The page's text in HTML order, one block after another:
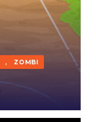
, ZOMBI